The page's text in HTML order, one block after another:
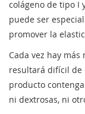
colágeno de tipo I
puede ser
promover la
Cada vez hay
resultará difícil de
producto
ni dextrosas, ni